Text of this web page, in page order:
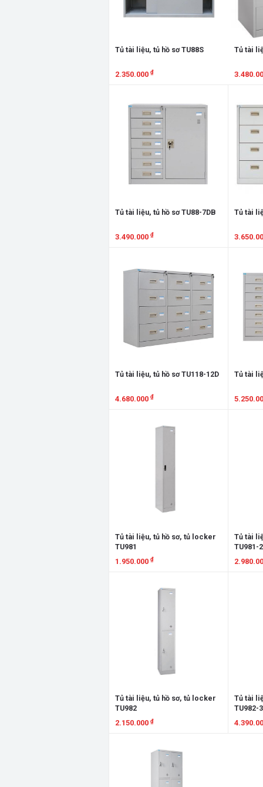
Tủ tài liệu, tủ hồ sơ TU88S
2.350.000 ₫
Tủ tài
Tủ tài liệu, tủ hồ sơ TU88-7DB
3.490.000 ₫
Tủ tài
Tủ tài liệu, tủ hồ sơ TU118-12D
4.680.000 ₫
Tủ tài
Tủ tài liệu, tủ hồ sơ, tủ locker
TU981
1.950.000 ₫
Tủ tài
TU981-
Tủ tài liệu, tủ hồ sơ, tủ locker
TU982
2.150.000 ₫
Tủ tài
TU982-